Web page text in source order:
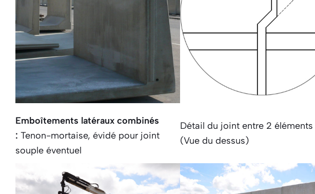
Emboîtements latéraux combinés
: Tenon-mortaise, évidé pour joint
souple éventuel
Détail du joint entre 2 éléments
(Vue du dessus)